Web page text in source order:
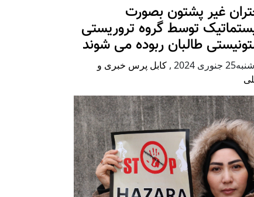
غیر پشتون بصورت
توسط گروه تروریستی
طالبان ربوده می شوند
جنوری 2024 , کابل پرس خبری و